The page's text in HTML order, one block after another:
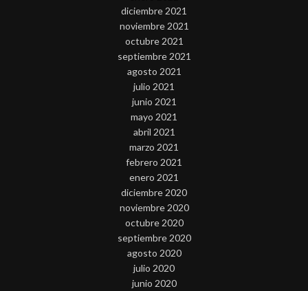
diciembre 2021
noviembre 2021
octubre 2021
septiembre 2021
agosto 2021
julio 2021
junio 2021
mayo 2021
abril 2021
marzo 2021
febrero 2021
enero 2021
diciembre 2020
noviembre 2020
octubre 2020
septiembre 2020
agosto 2020
julio 2020
junio 2020